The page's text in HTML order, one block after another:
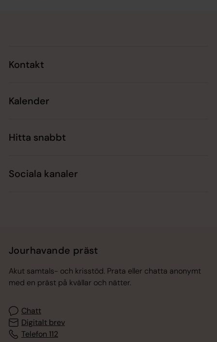
Kontakt
Kalender
Hitta snabbt
Sociala kanaler
Jourhavande präst
Akut samtals- och krisstöd. Prata eller chatta anonymt
med en präst på kvällar och nätter.
Chatt
Digitalt brev
Telefon 112